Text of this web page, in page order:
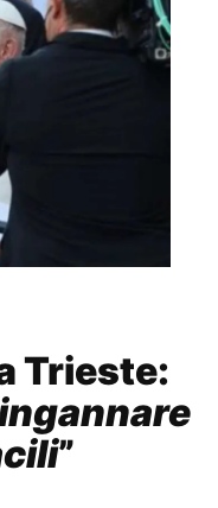
Trieste:
”